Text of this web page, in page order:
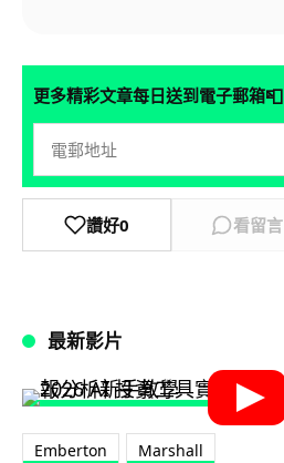
更多精彩文章每日送到電子郵箱📮
讚好0 看留言
最新影片
Emberton Marshall